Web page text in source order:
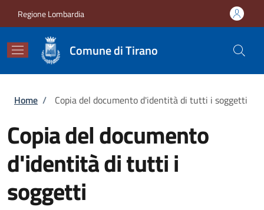
Regione Lombardia
Comune di Tirano
Briciole di pane
Home / Copia del documento d'identità di tutti i soggetti
Copia del documento
d'identità di tutti i
soggetti